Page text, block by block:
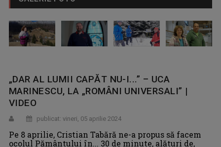
„DAR AL LUMII CAPĂT NU-I...” – UCA
MARINESCU, LA „ROMÂNI UNIVERSALI” |
VIDEO
publicat: vineri, 05 aprilie 2024
Pe 8 aprilie, Cristian Tabără ne-a propus să facem
ocolul Pământului în... 30 de minute, alături de,